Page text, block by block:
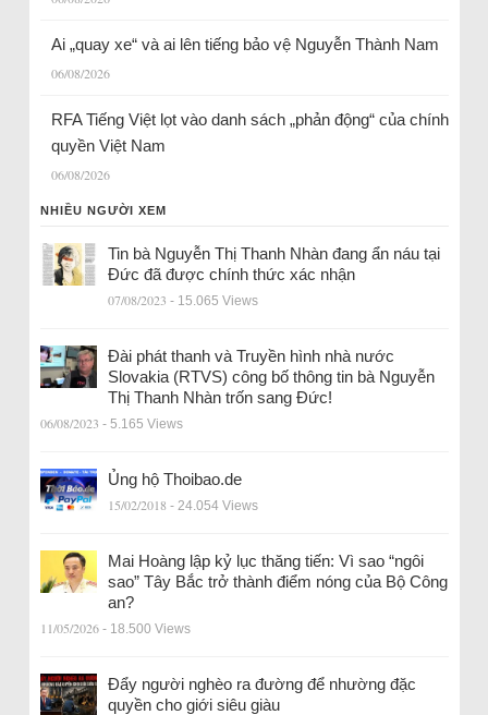
Ai „quay xe“ và ai lên tiếng bảo vệ Nguyễn Thành Nam
06/08/2026
RFA Tiếng Việt lọt vào danh sách „phản động“ của chính
quyền Việt Nam
06/08/2026
NHIỀU NGƯỜI XEM
Tin bà Nguyễn Thị Thanh Nhàn đang ẩn náu tại
Đức đã được chính thức xác nhận
07/08/2023 - 15.065 Views
Đài phát thanh và Truyền hình nhà nước
Slovakia (RTVS) công bố thông tin bà Nguyễn
Thị Thanh Nhàn trốn sang Đức!
06/08/2023 - 5.165 Views
Ủng hộ Thoibao.de
15/02/2018 - 24.054 Views
Mai Hoàng lập kỷ lục thăng tiến: Vì sao “ngôi
sao” Tây Bắc trở thành điểm nóng của Bộ Công
an?
11/05/2026 - 18.500 Views
Đẩy người nghèo ra đường để nhường đặc
quyền cho giới siêu giàu